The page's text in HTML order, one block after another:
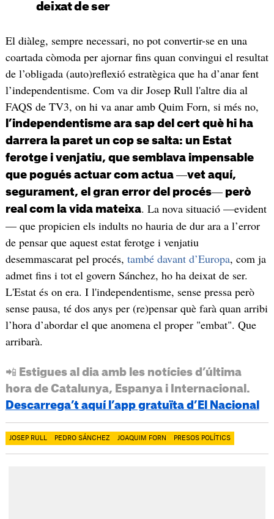
deixat de ser
El diàleg, sempre necessari, no pot convertir-se en una
coartada còmoda per ajornar fins quan convingui el resultat
de l’obligada (auto)reflexió estratègica que ha d’anar fent
l’independentisme. Com va dir Josep Rull l'altre dia al
FAQS de TV3, on hi va anar amb Quim Forn, si més no,
l’independentisme ara sap del cert què hi ha
darrera la paret un cop se salta: un Estat
ferotge i venjatiu, que semblava impensable
que pogués actuar com actua —vet aquí,
segurament, el gran error del procés—però
real com la vida mateixa. La nova situació —evident
— que propicien els indults no hauria de dur ara a l’error
de pensar que aquest estat ferotge i venjatiu
desemmascarat pel procés, també davant d’Europa, com ja
admet fins i tot el govern Sánchez, ho ha deixat de ser.
L'Estat és on era. I l'independentisme, sense pressa però
sense pausa, té dos anys per (re)pensar què farà quan arribi
l’hora d’abordar el que anomena el proper "embat". Que
arribarà.
📲 Estigues al dia amb les notícies d’última
hora de Catalunya, Espanya i Internacional.
Descarrega’t aquí l’app gratuïta d’El Nacional
JOSEP RULL PEDRO SÁNCHEZ JOAQUIM FORN PRESOS POLÍTICS